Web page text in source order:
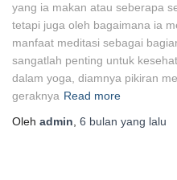
yang ia makan atau seberapa
tetapi juga oleh bagaimana ia
manfaat meditasi sebagai
sangatlah penting untuk
dalam yoga, diamnya pikiran
geraknya Read more
Oleh admin 6 bulan yang lalu